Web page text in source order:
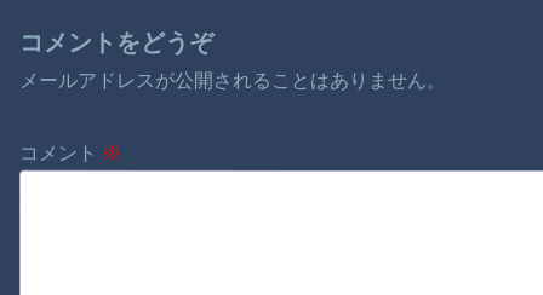
コメントをどうぞ
メールアドレスが公開されることはありません。
コメント ※